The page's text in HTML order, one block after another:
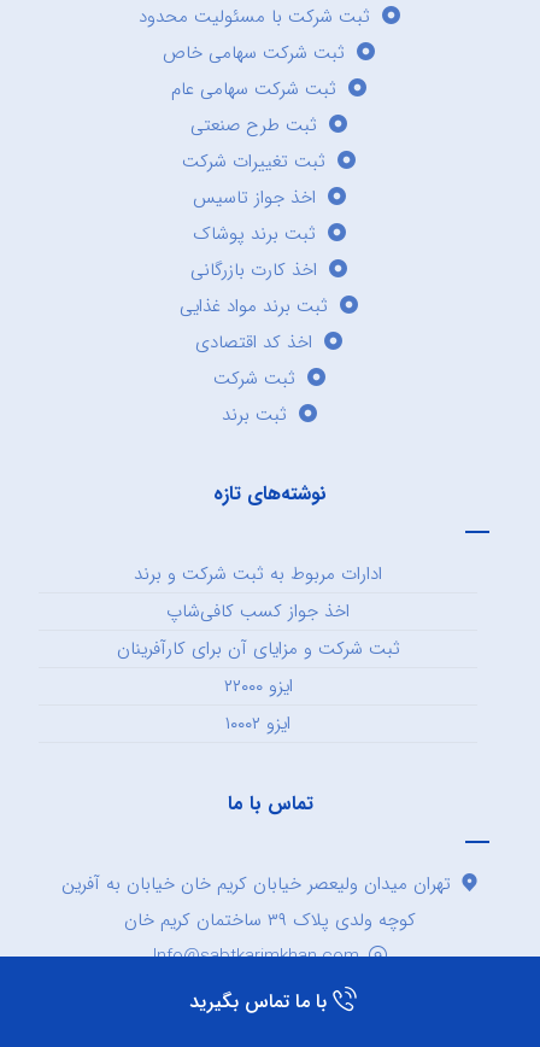
ثبت شرکت با مسئولیت محدود
ثبت شرکت سهامی خاص
ثبت شرکت سهامی عام
ثبت طرح صنعتی
ثبت تغییرات شرکت
اخذ جواز تاسیس
ثبت برند پوشاک
اخذ کارت بازرگانی
ثبت برند مواد غذایی
اخذ کد اقتصادی
ثبت شرکت
ثبت برند
نوشته‌های تازه
ادارات مربوط به ثبت شرکت و برند
اخذ جواز کسب کافی‌شاپ
ثبت شرکت و مزایای آن برای کارآفرینان
ایزو ۲۲۰۰۰
ایزو ۱۰۰۰۲
تماس با ما
تهران میدان ولیعصر خیابان کریم خان خیابان به آفرین
کوچه ولدی پلاک ۳۹ ساختمان کریم خان
Info@sabtkarimkhan.com
۰۲۱۸۷۱۴۶
با ما تماس بگیرید